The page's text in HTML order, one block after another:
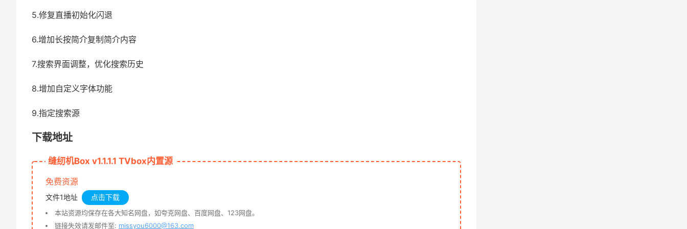
5.修复直播初始化闪退
6.增加长按简介复制简介内容
7.搜索界面调整，优化搜索历史
8.增加自定义字体功能
9.指定搜索源
下载地址
缝纫机Box v1.1.1.1 TVbox内置源
免费资源
文件1地址 点击下载
本站资源均保存在各大知名网盘，如夸克网盘、百度网盘、123网盘。
链接失效请发邮件至: missyou6000@163.com